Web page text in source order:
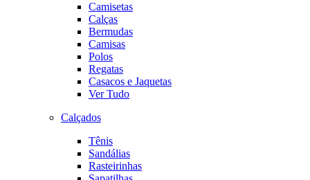
Camisetas
Calças
Bermudas
Camisas
Polos
Regatas
Casacos e Jaquetas
Ver Tudo
Calçados
Tênis
Sandálias
Rasteirinhas